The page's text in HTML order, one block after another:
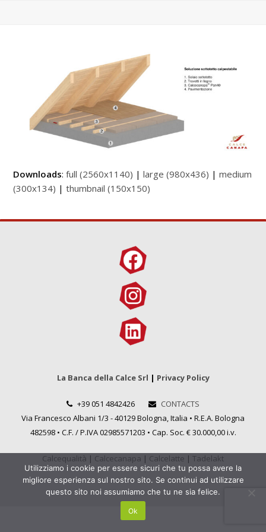
Downloads:full (2560x1140) |large (980x436) |medium
(300x134) |thumbnail (150x150)
La Banca della Calce Srl | Privacy Policy
+39 051 4842426
CONTACTS
Via Francesco Albani 1/3 - 40129 Bologna, Italia • R.E.A. Bologna
482598 • C.F. / P.IVA 02985571203 • Cap. Soc. € 30.000,00 i.v.
Calcequalità | Calcecanapa | Calcelatte | Tadelakt
Utilizziamo i cookie per essere sicuri che tu possa avere la
migliore esperienza sul nostro sito. Se continui ad utilizzare
questo sito noi assumiamo che tu ne sia felice.
Ok